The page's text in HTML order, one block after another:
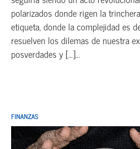
polarizados donde rigen la
etiqueta, donde la complejidad es
resuelven los dilemas de nuestra
posverdades y […]...
FINANZAS